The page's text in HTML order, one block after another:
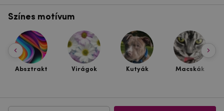
Színes motívum
Absztrakt Virágok Kutyák Macskák